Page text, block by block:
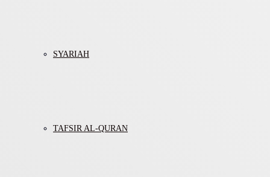
SYARIAH
TAFSIR AL-QURAN